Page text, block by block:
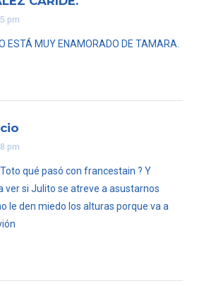
pm
ESTÁ MUY ENAMORADO DE TAMARA.
pm
qué pasó con francestain ? Y
ver si Julito se atreve a asustarnos
le den miedo los alturas porque va a